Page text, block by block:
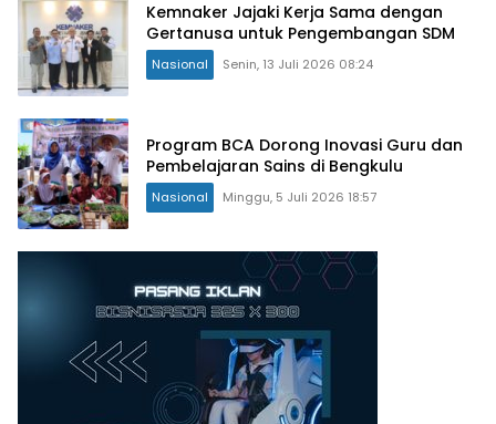
Kemnaker Jajaki Kerja Sama dengan
Gertanusa untuk Pengembangan SDM
Nasional Senin, 13 Juli 2026 08:24
Program BCA Dorong Inovasi Guru dan
Pembelajaran Sains di Bengkulu
Nasional Minggu, 5 Juli 2026 18:57